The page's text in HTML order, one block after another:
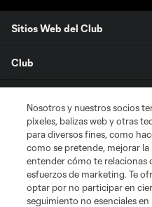
Sitios Web del Club
Club
News
MLSSOCCER.COM
Nosotros y nuestros socios
píxeles, balizas web y otras
para diversos fines, como
como se pretende, mejorar
entender cómo te relacionas
esfuerzos de marketing. Te
optar por no participar en
seguimiento no esenciales